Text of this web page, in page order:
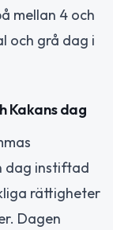
mellan 4 och
och grå dag i
Kakans dag
dag instiftad
rättigheter
Dagen